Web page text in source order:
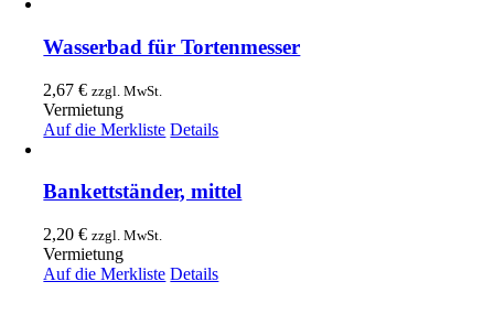
Wasserbad für Tortenmesser
2,67€ zzgl. MwSt.
Vermietung
Auf die Merkliste Details
Bankettständer, mittel
2,20€ zzgl. MwSt.
Vermietung
Auf die Merkliste Details